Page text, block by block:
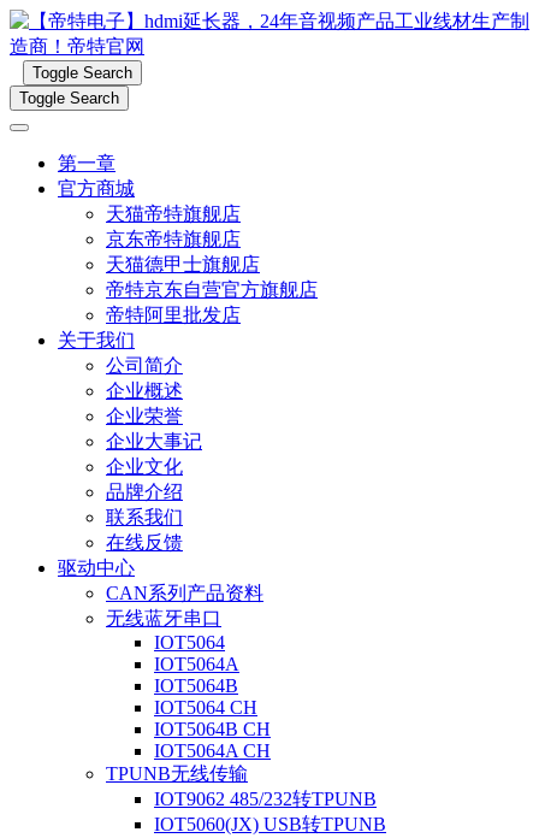
Toggle Search
Toggle Search
第一章
官方商城
天猫帝特旗舰店
京东帝特旗舰店
天猫德甲士旗舰店
帝特京东自营官方旗舰店
帝特阿里批发店
关于我们
公司简介
企业概述
企业荣誉
企业大事记
企业文化
品牌介绍
联系我们
在线反馈
驱动中心
CAN系列产品资料
无线蓝牙串口
IOT5064
IOT5064A
IOT5064B
IOT5064 CH
IOT5064B CH
IOT5064A CH
TPUNB无线传输
IOT9062 485/232转TPUNB
IOT5060(JX) USB转TPUNB